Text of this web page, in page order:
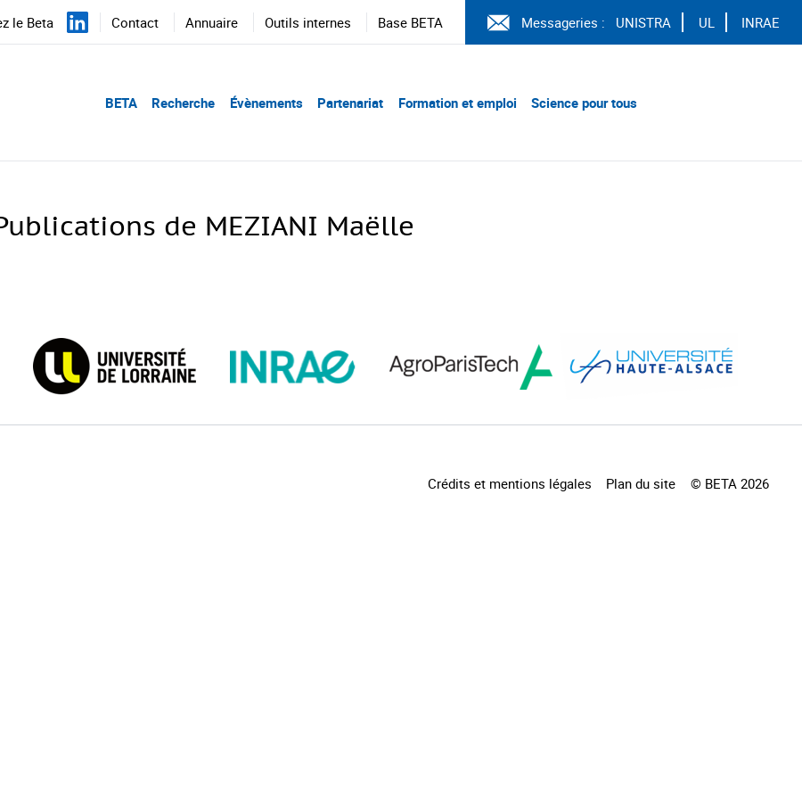
le Beta Contact Annuaire Outils internes Base BETA Messageries : UNISTRA UL INRAE
BETA Recherche Évènements Partenariat Formation et emploi Science pour tous
de MEZIANI Maëlle
Crédits et mentions légales Plan du site © BETA 2026